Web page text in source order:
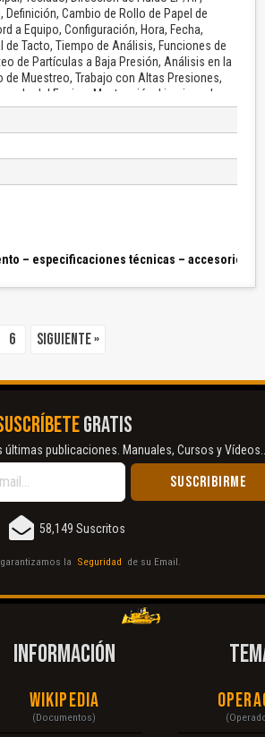
Definición, Cambio de Rollo de Papel de
a Equipo, Configuración, Hora, Fecha,
de Tacto, Tiempo de Análisis, Funciones de
de Partículas a Baja Presión, Análisis en la
de Muestreo, Trabajo con Altas Presiones,
del Equipo, Mantención, Limpieza de
1, 2, 3, Carga de Batería, Protección de
– especificaciones técnicas –
6 Siguiente »
GRATIS
últimas publicaciones. Manuales, Cursos y Vídeos...
58,149 Suscritos
garantizamos la Seguridad de su Email.
INFORMACIÓN
Wikipedia
(Documentos)